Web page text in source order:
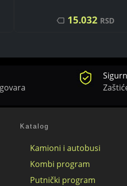
15.032 RSD
Katalog
Kamioni i autobusi
Kombi program
Putnički program